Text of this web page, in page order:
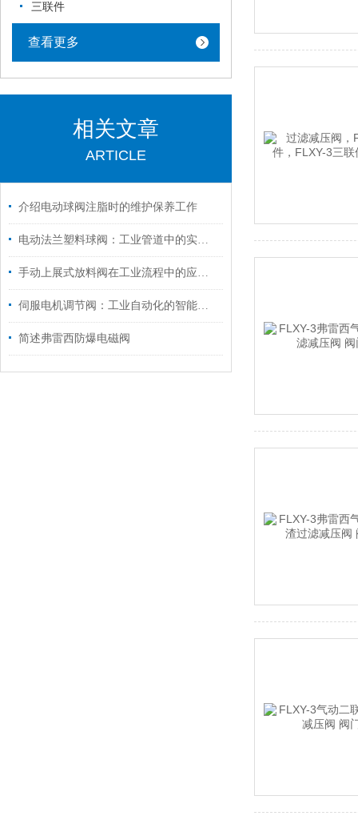
三联件
查看更多
相关文章
ARTICLE
介绍电动球阀注脂时的维护保养工作
电动法兰塑料球阀：工业管道中的实用之选
手动上展式放料阀在工业流程中的应用与效率提升
伺服电机调节阀：工业自动化的智能流量指挥官
简述弗雷西防爆电磁阀